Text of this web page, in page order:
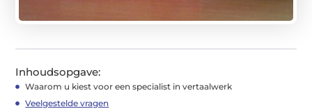
Inhoudsopgave:
Waarom u kiest voor een specialist in vertaalwerk
Veelgestelde vragen